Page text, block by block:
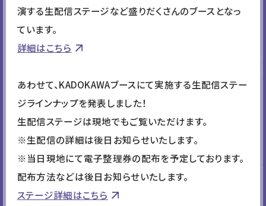
お立ち寄りください。
2026年10月より放送が決定し
ているアニメ『パンどろぼう』の
大型展示が登場！作品の世界の
なかで、ぜひパンどろぼうと一緒
にお写真をお撮りください！
演する生配信ステージなど盛りだくさんのブースとなっ
ています。
詳細はこちら
あわせて、KADOKAWAブースにて実施する生配信ステー
ジラインナップを発表しました！
生配信ステージは現地でもご覧いただけます。
※生配信の詳細は後日お知らせいたします。
※当日現地にて電子整理券の配布を予定しております。
配布方法などは後日お知らせいたします。
ステージ詳細はこちら